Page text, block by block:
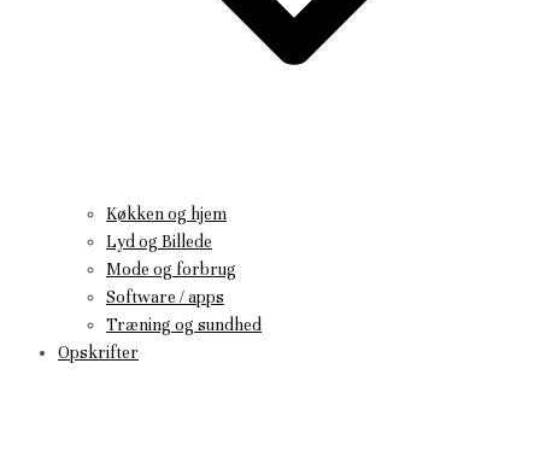
Køkken og hjem
Lyd og Billede
Mode og forbrug
Software / apps
Træning og sundhed
Opskrifter